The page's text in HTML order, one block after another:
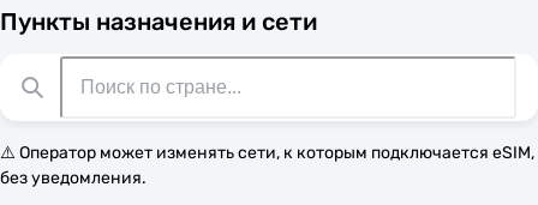
Пункты назначения и сети
⚠️ Оператор может изменять сети, к которым подключается eSIM,
без уведомления.